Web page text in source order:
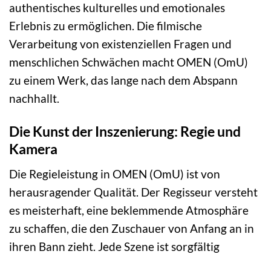
authentisches kulturelles und emotionales
Erlebnis zu ermöglichen. Die filmische
Verarbeitung von existenziellen Fragen und
menschlichen Schwächen macht OMEN (OmU)
zu einem Werk, das lange nach dem Abspann
nachhallt.
Die Kunst der Inszenierung: Regie und
Kamera
Die Regieleistung in OMEN (OmU) ist von
herausragender Qualität. Der Regisseur versteht
es meisterhaft, eine beklemmende Atmosphäre
zu schaffen, die den Zuschauer von Anfang an in
ihren Bann zieht. Jede Szene ist sorgfältig